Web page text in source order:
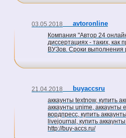
03.05.2018 avtoronline
Компания "Автор 24
диссертациях - таких,
ВУЗов. Сроки выполнения
21.04.2018 buyaccsru
аккаунты textnow, купить
аккаунты unime, аккаунты
вордпресс, купить
livejournal, купить
http://buy-accs.ru/